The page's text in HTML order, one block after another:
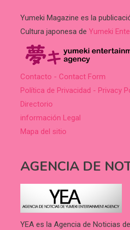
Yumeki Magazine es la
Cultura japonesa de Yumeki
Contacto - Contact Form
Política de Privacidad - Privacy
Directorio
información Legal
Mapa del sitio
AGENCIA DE
YEA es la Agencia de Noticias de